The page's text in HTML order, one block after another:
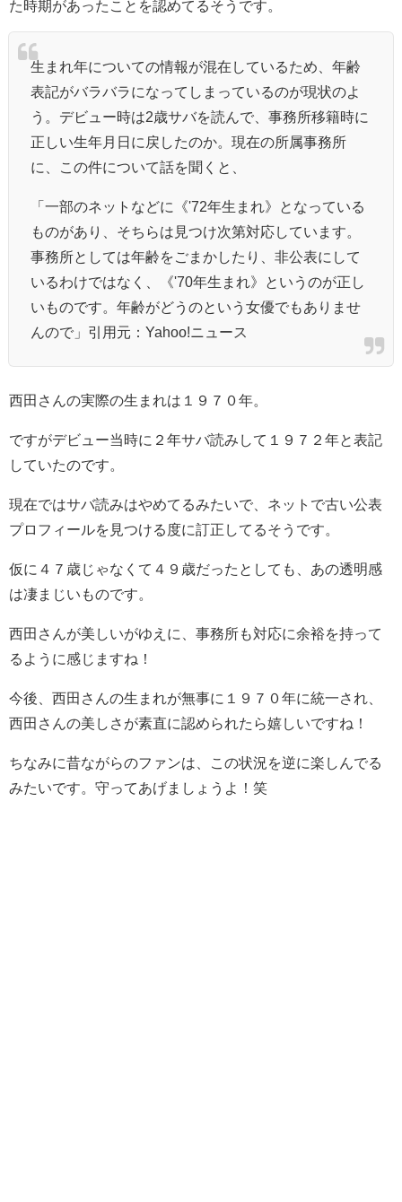
た時期があったことを認めてるそうです。
生まれ年についての情報が混在しているため、年齢
表記がバラバラになってしまっているのが現状のよ
う。デビュー時は2歳サバを読んで、事務所移籍時に
正しい生年月日に戻したのか。現在の所属事務所
に、この件について話を聞くと、
「一部のネットなどに《'72年生まれ》となっている
ものがあり、そちらは見つけ次第対応しています。
事務所としては年齢をごまかしたり、非公表にして
いるわけではなく、《'70年生まれ》というのが正し
いものです。年齢がどうのという女優でもありませ
んので」引用元：Yahoo!ニュース
西田さんの実際の生まれは１９７０年。
ですがデビュー当時に２年サバ読みして１９７２年と表記
していたのです。
現在ではサバ読みはやめてるみたいで、ネットで古い公表
プロフィールを見つける度に訂正してるそうです。
仮に４７歳じゃなくて４９歳だったとしても、あの透明感
は凄まじいものです。
西田さんが美しいがゆえに、事務所も対応に余裕を持って
るように感じますね！
今後、西田さんの生まれが無事に１９７０年に統一され、
西田さんの美しさが素直に認められたら嬉しいですね！
ちなみに昔ながらのファンは、この状況を逆に楽しんでる
みたいです。守ってあげましょうよ！笑